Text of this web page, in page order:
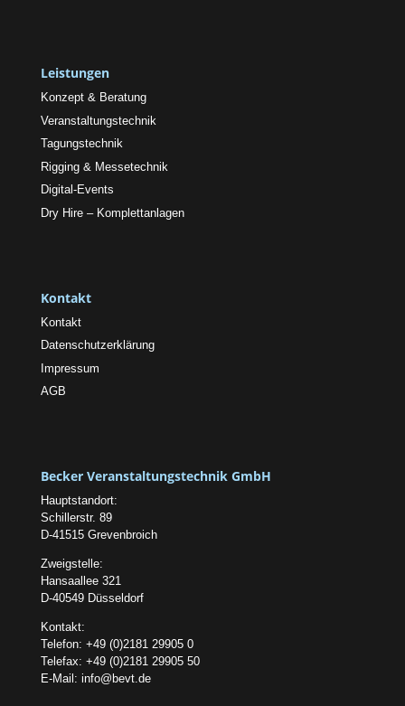
Leistungen
Konzept & Beratung
Veranstaltungstechnik
Tagungstechnik
Rigging & Messetechnik
Digital-Events
Dry Hire – Komplettanlagen
Kontakt
Kontakt
Datenschutzerklärung
Impressum
AGB
Becker Veranstaltungstechnik GmbH
Hauptstandort:
Schillerstr. 89
D-41515 Grevenbroich
Zweigstelle:
Hansaallee 321
D-40549 Düsseldorf
Kontakt:
Telefon: +49 (0)2181 29905 0
Telefax: +49 (0)2181 29905 50
E-Mail: info@bevt.de